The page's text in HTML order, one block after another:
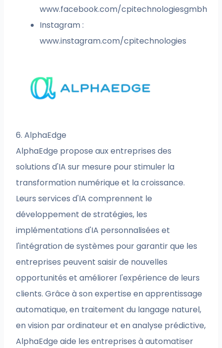
www.facebook.com/cpitechnologiesgmbh
Instagram :
www.instagram.com/cpitechnologies
6. AlphaEdge
AlphaEdge propose aux entreprises des
solutions d'IA sur mesure pour stimuler la
transformation numérique et la croissance.
Leurs services d'IA comprennent le
développement de stratégies, les
implémentations d'IA personnalisées et
l'intégration de systèmes pour garantir que les
entreprises peuvent saisir de nouvelles
opportunités et améliorer l'expérience de leurs
clients. Grâce à son expertise en apprentissage
automatique, en traitement du langage naturel,
en vision par ordinateur et en analyse prédictive,
AlphaEdge aide les entreprises à automatiser